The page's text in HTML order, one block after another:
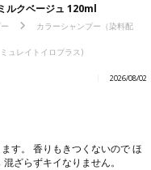
ルクベージュ 120ml
カラーシャンプー（染料配
ュレイトイロプラス)
2026/08/02
す。 香りもきつくないので ほ
ざらずキイなりません。